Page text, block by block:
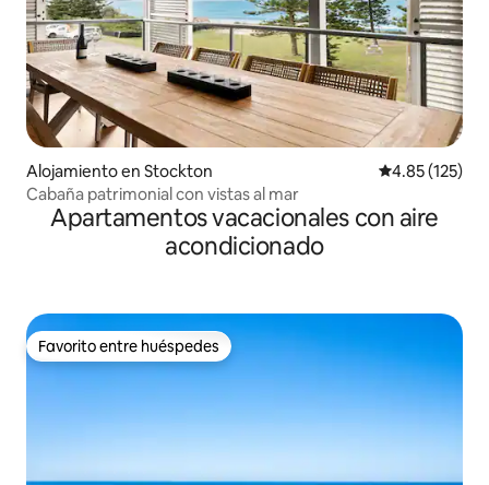
Alojamiento en Stockton Calificación
4.85 (125)
Cabaña patrimonial con vistas al mar
Apartamentos vacacionales con aire
acondicionado
Favorito entre huéspedes
Favorito entre huéspedes